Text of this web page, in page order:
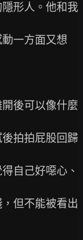
形人。他和我
一方面又想
後可以像什麼
拍拍屁股回歸
自己好噁心、
但不能被看出